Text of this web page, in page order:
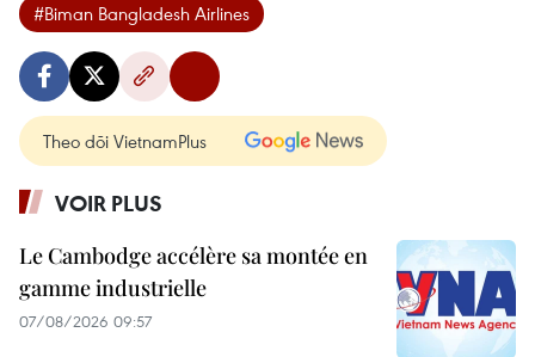
#Biman Bangladesh Airlines
Theo dõi VietnamPlus
VOIR PLUS
Le Cambodge accélère sa montée en
gamme industrielle
07/08/2026 09:57